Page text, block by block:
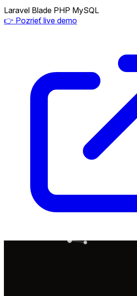
Laravel Blade PHP MySQL
👉 Pozrieť live demo